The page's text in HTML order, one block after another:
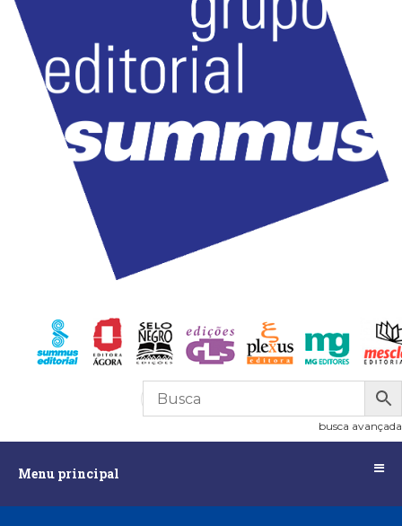
R$0,00
busca avançada
Menu principal
principalAssuntos